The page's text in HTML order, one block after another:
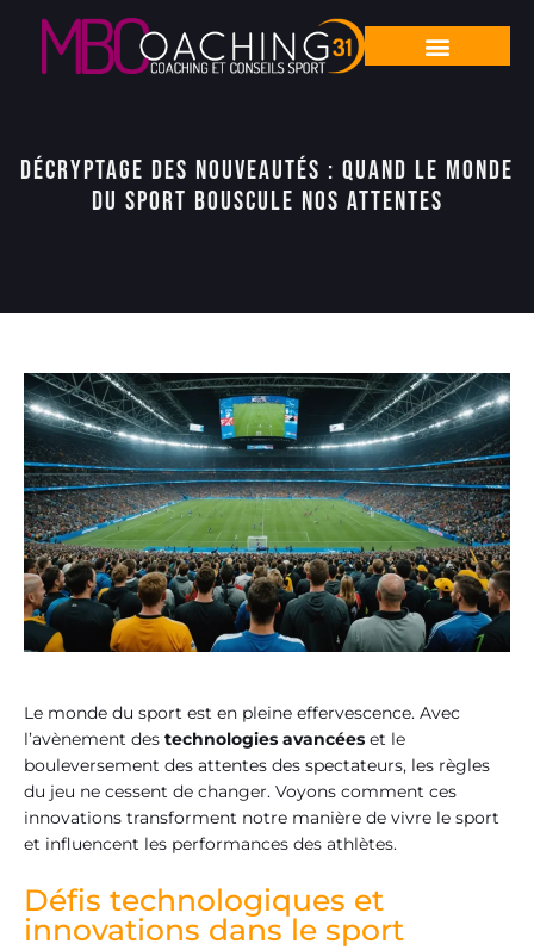
Décryptage des nouveautés : quand le monde
du sport bouscule nos attentes
Le monde du sport est en pleine effervescence. Avec
l’avènement des technologies avancées et le
bouleversement des attentes des spectateurs, les règles
du jeu ne cessent de changer. Voyons comment ces
innovations transforment notre manière de vivre le sport
et influencent les performances des athlètes.
Défis technologiques et
innovations dans le sport